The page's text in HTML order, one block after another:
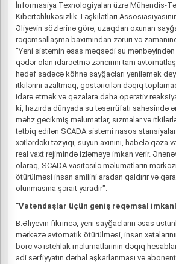
İnformasiya Texnologiyaları üzrə Mühəndis-
Kibertəhlükəsizlik Təşkilatları
Əliyevin sözlərinə görə, uzaqdan oxunan
rəqəmsallaşma baxımından zəruri və
"Yeni sistemin əsas məqsədi su mənbəyindən
qədər olan idarəetmə zəncirini tam
hədəf sadəcə köhnə sayğacları yeniləmək
itkilərini azaltmaq, göstəriciləri dəqiq
idarə etmək və qəzalara daha operativ
ki, hazırda dünyada su təsərrüfatı sahəsində
məhz gecikmiş məlumatlar, sızmalar və
tətbiq edilən SCADA sistemi nasos
xətlərdəki təzyiqi, suyun axınını, habelə qəza
real vaxt rejimində izləməyə imkan verir.
olaraq, SCADA vasitəsilə məlumatların
ötürülməsi insan amilini aradan qaldırır və
olunmasına şərait yaradır".
"Vətəndaşlar üçün geniş rəqəmsal
B.Əliyevin fikrincə, yeni sayğacların əsas
mərkəzə avtomatik ötürülməsi, insan
borc və istehlak məlumatlarının dəqiq
adi sərfiyyatın dərhal aşkarlanması və